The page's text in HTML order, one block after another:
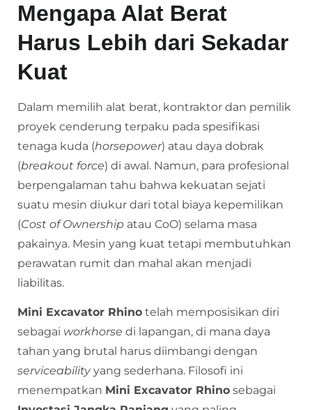
Mengapa Alat Berat
Harus Lebih dari Sekadar
Kuat
Dalam memilih alat berat, kontraktor dan pemilik
proyek cenderung terpaku pada spesifikasi
tenaga kuda (horsepower) atau daya dobrak
(breakout force) di awal. Namun, para profesional
berpengalaman tahu bahwa kekuatan sejati
suatu mesin diukur dari total biaya kepemilikan
(Cost of Ownership atau CoO) selama masa
pakainya. Mesin yang kuat tetapi membutuhkan
perawatan rumit dan mahal akan menjadi
liabilitas.
Mini Excavator Rhino telah memposisikan diri
sebagai workhorse di lapangan, di mana daya
tahan yang brutal harus diimbangi dengan
serviceabilityyang sederhana. Filosofi ini
menempatkan Mini Excavator Rhino sebagai